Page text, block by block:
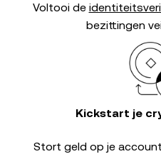
Voltooi de
bezittingen
Kickstart je
Stort geld op je